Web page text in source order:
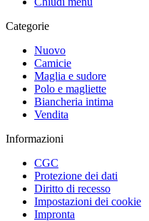
Categorie
Nuovo
Camicie
Maglia e sudore
Polo e magliette
Biancheria intima
Vendita
Informazioni
CGC
Protezione dei dati
Diritto di recesso
Impostazioni dei cookie
Impronta